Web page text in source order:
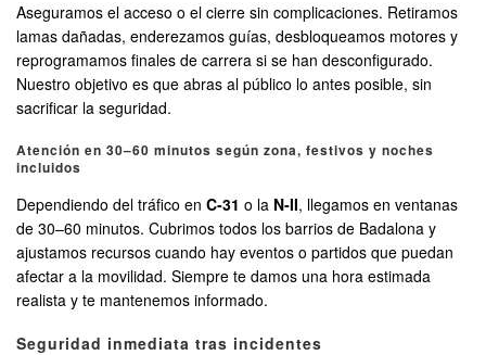
Aseguramos el acceso o el cierre sin complicaciones. Retiramos
lamas dañadas, enderezamos guías, desbloqueamos motores y
reprogramamos finales de carrera si se han desconfigurado.
Nuestro objetivo es que abras al público lo antes posible, sin
sacrificar la seguridad.
Atención en 30–60 minutos según zona, festivos y noches
incluidos
Dependiendo del tráfico en C‑31 o la N‑II, llegamos en ventanas
de 30–60 minutos. Cubrimos todos los barrios de Badalona y
ajustamos recursos cuando hay eventos o partidos que puedan
afectar a la movilidad. Siempre te damos una hora estimada
realista y te mantenemos informado.
Seguridad inmediata tras incidentes